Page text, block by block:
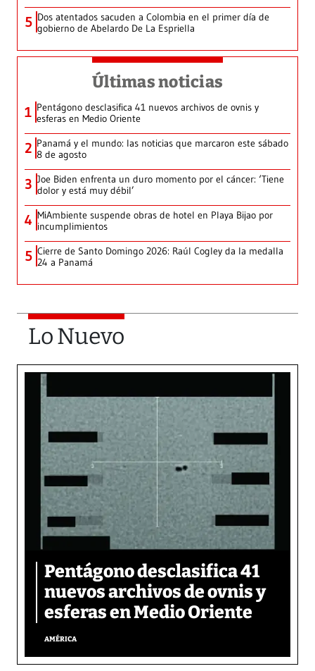
5 Dos atentados sacuden a Colombia en el primer día de
gobierno de Abelardo De La Espriella
Últimas noticias
1 Pentágono desclasifica 41 nuevos archivos de ovnis y
esferas en Medio Oriente
2 Panamá y el mundo: las noticias que marcaron este sábado
8 de agosto
3 Joe Biden enfrenta un duro momento por el cáncer: ‘Tiene
dolor y está muy débil’
4 MiAmbiente suspende obras de hotel en Playa Bijao por
incumplimientos
5 Cierre de Santo Domingo 2026: Raúl Cogley da la medalla
24 a Panamá
Lo Nuevo
Pentágono desclasifica 41
nuevos archivos de ovnis y
esferas en Medio Oriente
AMÉRICA